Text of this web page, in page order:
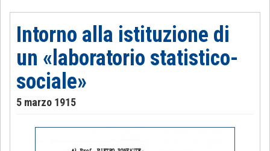
Intorno alla istituzione di
un «laboratorio statistico-
sociale»
5 marzo 1915